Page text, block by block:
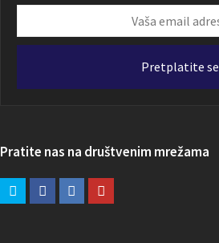
email
Pretplatite se
Pratite nas na društvenim mrežama